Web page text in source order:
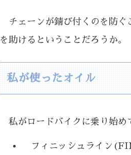
チェーンが錆び付くのを防ぐ
を助けるということだろうか。
私が使ったオイル
私がロードバイクに乗り始め
フィニッシュライン